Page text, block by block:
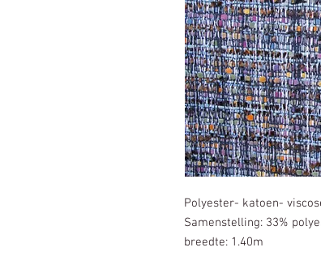
Polyester- katoen-
Samenstelling: 33%
breedte: 1.40m